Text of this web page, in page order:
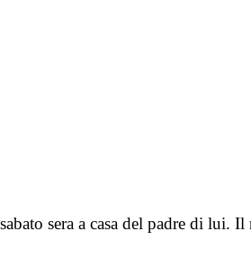
sera a casa del padre di lui.